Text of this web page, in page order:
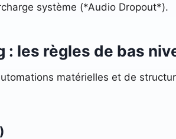
système (*Audio Dropout*).
: les règles de bas
matérielles et de